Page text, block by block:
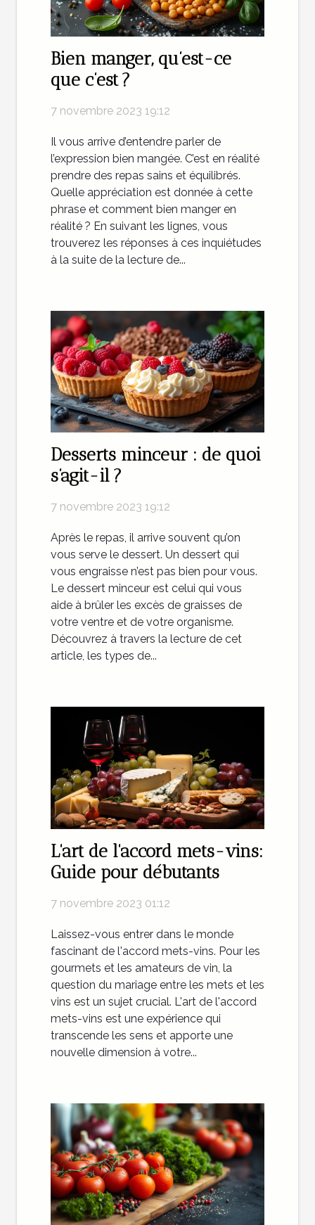
Bien manger, qu’est-ce
que c’est ?
7 novembre 2023 19:12
Il vous arrive d’entendre parler de
l’expression bien mangée. C’est en réalité
prendre des repas sains et équilibrés.
Quelle appréciation est donnée à cette
phrase et comment bien manger en
réalité ? En suivant les lignes, vous
trouverez les réponses à ces inquiétudes
à la suite de la lecture de...
Desserts minceur : de quoi
s’agit-il ?
7 novembre 2023 19:12
Après le repas, il arrive souvent qu’on
vous serve le dessert. Un dessert qui
vous engraisse n’est pas bien pour vous.
Le dessert minceur est celui qui vous
aide à brûler les excès de graisses de
votre ventre et de votre organisme.
Découvrez à travers la lecture de cet
article, les types de...
L'art de l'accord mets-vins:
Guide pour débutants
7 novembre 2023 01:12
Laissez-vous entrer dans le monde
fascinant de l'accord mets-vins. Pour les
gourmets et les amateurs de vin, la
question du mariage entre les mets et les
vins est un sujet crucial. L'art de l'accord
mets-vins est une expérience qui
transcende les sens et apporte une
nouvelle dimension à votre...